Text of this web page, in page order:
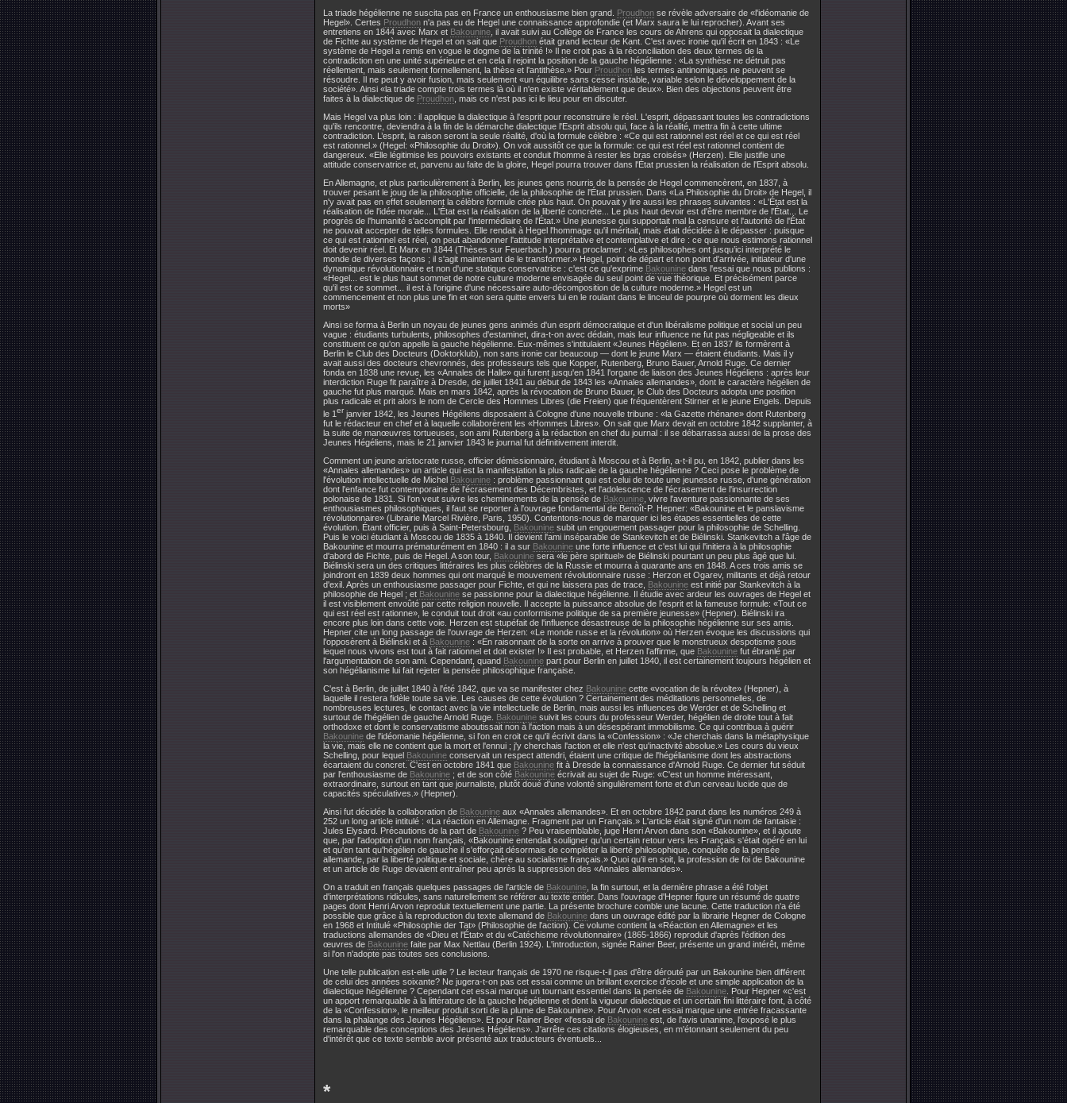
La triade hégélienne ne suscita pas en France un enthousiasme bien grand. Proudhon se révèle adversaire de «l'idéomanie de
Hegel». Certes Proudhon n'a pas eu de Hegel une connaissance approfondie (et Marx saura le lui reprocher). Avant ses
entretiens en 1844 avec Marx et Bakounine , il avait suivi au Collège de France les cours de Ahrens qui opposait la dialectique
de Fichte au système de Hegel et on sait que Proudhon était grand lecteur de Kant. C'est avec ironie qu'il écrit en 1843 : «Le
système de Hegel a remis en vogue le dogme de la trinité !» Il ne croit pas à la réconciliation des deux termes de la
contradiction en une unité supérieure et en cela il rejoint la position de la gauche hégélienne : «La synthèse ne détruit pas
réellement, mais seulement formellement, la thèse et l'antithèse.» Pour Proudhon les termes antinomiques ne peuvent se
résoudre. Il ne peut y avoir fusion, mais seulement «un équilibre sans cesse instable, variable selon le développement de la
société». Ainsi «la triade compte trois termes là où il n'en existe véritablement que deux». Bien des objections peuvent être
faites à la dialectique de Proudhon , mais ce n'est pas ici le lieu pour en discuter.
Mais Hegel va plus loin : il applique la dialectique à l'esprit pour reconstruire le réel. L'esprit, dépassant toutes les contradictions
qu'ils rencontre, deviendra à la fin de la démarche dialectique l'Esprit absolu qui, face à la réalité, mettra fin à cette ultime
contradiction. L’esprit, la raison seront la seule réalité, d'où la formule célèbre : «Ce qui est rationnel est réel et ce qui est réel
est rationnel.» (Hegel: «Philosophie du Droit»). On voit aussitôt ce que la formule: ce qui est réel est rationnel contient de
dangereux. «Elle légitimise les pouvoirs existants et conduit l'homme à rester les bras croisés» (Herzen). Elle justifie une
attitude conservatrice et, parvenu au faite de la gloire, Hegel pourra trouver dans l'État prussien la réalisation de l'Esprit absolu.
En Allemagne, et plus particulièrement à Berlin, les jeunes gens nourris de la pensée de Hegel commencèrent, en 1837, à
trouver pesant le joug de la philosophie officielle, de la philosophie de l'État prussien. Dans «La Philosophie du Droit» de Hegel, il
n'y avait pas en effet seulement la célèbre formule citée plus haut. On pouvait y lire aussi les phrases suivantes : «L'État est la
réalisation de l'idée morale... L'État est la réalisation de la liberté concrète... Le plus haut devoir est d'être membre de l'État... Le
progrès de l'humanité s'accomplit par l'intermédiaire de l'État.» Une jeunesse qui supportait mal la censure et l'autorité de l'État
ne pouvait accepter de telles formules. Elle rendait à Hegel l'hommage qu'il méritait, mais était décidée à le dépasser : puisque
ce qui est rationnel est réel, on peut abandonner l'attitude interprétative et contemplative et dire : ce que nous estimons rationnel
doit devenir réel. Et Marx en 1844 (Thèses sur Feuerbach ) pourra proclamer : «Les philosophes ont jusqu’ici interprété le
monde de diverses façons ; il s'agit maintenant de le transformer.» Hegel, point de départ et non point d'arrivée, initiateur d'une
dynamique révolutionnaire et non d'une statique conservatrice : c'est ce qu'exprime Bakounine dans l'essai que nous publions :
«Hegel... est le plus haut sommet de notre culture moderne envisagée du seul point de vue théorique. Et précisément parce
qu'il est ce sommet... il est à l'origine d'une nécessaire auto-décomposition de la culture moderne.» Hegel est un
commencement et non plus une fin et «on sera quitte envers lui en le roulant dans le linceul de pourpre où dorment les dieux
morts»
Ainsi se forma à Berlin un noyau de jeunes gens animés d'un esprit démocratique et d'un libéralisme politique et social un peu
vague : étudiants turbulents, philosophes d'estaminet, dira-t-on avec dédain, mais leur influence ne fut pas négligeable et ils
constituent ce qu'on appelle la gauche hégélienne. Eux-mêmes s'intitulaient «Jeunes Hégélien». Et en 1837 ils formèrent à
Berlin le Club des Docteurs (Doktorklub), non sans ironie car beaucoup — dont le jeune Marx — étaient étudiants. Mais il y
avait aussi des docteurs chevronnés, des professeurs tels que Kopper, Rutenberg, Bruno Bauer, Arnold Ruge. Ce dernier
fonda en 1838 une revue, les «Annales de Halle» qui furent jusqu'en 1841 l'organe de liaison des Jeunes Hégéliens : après leur
interdiction Ruge fit paraître à Dresde, de juillet 1841 au début de 1843 les «Annales allemandes», dont le caractère hégélien de
gauche fut plus marqué. Mais en mars 1842, après la révocation de Bruno Bauer, le Club des Docteurs adopta une position
plus radicale et prit alors le nom de Cercle des Hommes Libres (die Freien) que fréquentèrent Stirner et le jeune Engels. Depuis
le 1er janvier 1842, les Jeunes Hégéliens disposaient à Cologne d'une nouvelle tribune : «la Gazette rhénane» dont Rutenberg
fut le rédacteur en chef et à laquelle collaborèrent les «Hommes Libres». On sait que Marx devait en octobre 1842 supplanter, à
la suite de manœuvres tortueuses, son ami Rutenberg à la rédaction en chef du journal : il se débarrassa aussi de la prose des
Jeunes Hégéliens, mais le 21 janvier 1843 le journal fut définitivement interdit.
Comment un jeune aristocrate russe, officier démissionnaire, étudiant à Moscou et à Berlin, a-t-il pu, en 1842, publier dans les
«Annales allemandes» un article qui est la manifestation la plus radicale de la gauche hégélienne ? Ceci pose le problème de
l'évolution intellectuelle de Michel Bakounine : problème passionnant qui est celui de toute une jeunesse russe, d'une génération
dont l'enfance fut contemporaine de l'écrasement des Décembristes, et l'adolescence de l'écrasement de l'insurrection
polonaise de 1831. Si l'on veut suivre les cheminements de la pensée de Bakounine , vivre l'aventure passionnante de ses
enthousiasmes philosophiques, il faut se reporter à l'ouvrage fondamental de Benoît-P. Hepner: «Bakounine et le panslavisme
révolutionnaire» (Librairie Marcel Rivière, Paris, 1950). Contentons-nous de marquer ici les étapes essentielles de cette
évolution. Étant officier, puis à Saint-Petersbourg, Bakounine subit un engouement passager pour la philosophie de Schelling.
Puis le voici étudiant à Moscou de 1835 à 1840. Il devient l'ami inséparable de Stankevitch et de Biélinski. Stankevitch a l'âge de
Bakounine et mourra prématurément en 1840 : il a sur Bakounine une forte influence et c'est lui qui l'initiera à la philosophie
d'abord de Fichte, puis de Hegel. A son tour, Bakounine sera «le père spirituel» de Biélinski pourtant un peu plus âgé que lui.
Biélinski sera un des critiques littéraires les plus célèbres de la Russie et mourra à quarante ans en 1848. A ces trois amis se
joindront en 1839 deux hommes qui ont marqué le mouvement révolutionnaire russe : Herzon et Ogarev, militants et déjà retour
d'exil. Après un enthousiasme passager pour Fichte, et qui ne laissera pas de trace, Bakounine est initié par Stankevitch à la
philosophie de Hegel ; et Bakounine se passionne pour la dialectique hégélienne. Il étudie avec ardeur les ouvrages de Hegel et
il est visiblement envoûté par cette religion nouvelle. Il accepte la puissance absolue de l'esprit et la fameuse formule: «Tout ce
qui est réel est rationne», le conduit tout droit «au conformisme politique de sa première jeunesse» (Hepner). Biélinski ira
encore plus loin dans cette voie. Herzen est stupéfait de l'influence désastreuse de la philosophie hégélienne sur ses amis.
Hepner cite un long passage de l'ouvrage de Herzen: «Le monde russe et la révolution» où Herzen évoque les discussions qui
l'opposèrent à Biélinski et à Bakounine : «En raisonnant de la sorte on arrive à prouver que le monstrueux despotisme sous
lequel nous vivons est tout à fait rationnel et doit exister !» Il est probable, et Herzen l'affirme, que Bakounine fut ébranlé par
l'argumentation de son ami. Cependant, quand Bakounine part pour Berlin en juillet 1840, il est certainement toujours hégélien et
son hégélianisme lui fait rejeter la pensée philosophique française.
C'est à Berlin, de juillet 1840 à l'été 1842, que va se manifester chez Bakounine cette «vocation de la révolte» (Hepner), à
laquelle il restera fidèle toute sa vie. Les causes de cette évolution ? Certainement des méditations personnelles, de
nombreuses lectures, le contact avec la vie intellectuelle de Berlin, mais aussi les influences de Werder et de Schelling et
surtout de l'hégélien de gauche Arnold Ruge. Bakounine suivit les cours du professeur Werder, hégélien de droite tout à fait
orthodoxe et dont le conservatisme aboutissait non à l'action mais à un désespérant immobilisme. Ce qui contribua à guérir
Bakounine de l'idéomanie hégélienne, si l'on en croit ce qu'il écrivit dans la «Confession» : «Je cherchais dans la métaphysique
la vie, mais elle ne contient que la mort et l'ennui ; j'y cherchais l'action et elle n'est qu'inactivité absolue.» Les cours du vieux
Schelling, pour lequel Bakounine conservait un respect attendri, étaient une critique de l'hégélianisme dont les abstractions
écartaient du concret. C'est en octobre 1841 que Bakounine fit à Dresde la connaissance d'Arnold Ruge. Ce dernier fut séduit
par l'enthousiasme de Bakounine ; et de son côté Bakounine écrivait au sujet de Ruge: «C'est un homme intéressant,
extraordinaire, surtout en tant que journaliste, plutôt doué d'une volonté singulièrement forte et d'un cerveau lucide que de
capacités spéculatives.» (Hepner).
Ainsi fut décidée la collaboration de Bakounine aux «Annales allemandes». Et en octobre 1842 parut dans les numéros 249 à
252 un long article intitulé : «La réaction en Allemagne. Fragment par un Français.» L'article était signé d'un nom de fantaisie :
Jules Elysard. Précautions de la part de Bakounine ? Peu vraisemblable, juge Henri Arvon dans son «Bakounine», et il ajoute
que, par l'adoption d'un nom français, «Bakounine entendait souligner qu'un certain retour vers les Français s'était opéré en lui
et qu'en tant qu'hégélien de gauche il s'efforçait désormais de compléter la liberté philosophique, conquête de la pensée
allemande, par la liberté politique et sociale, chère au socialisme français.» Quoi qu'il en soit, la profession de foi de Bakounine
et un article de Ruge devaient entraîner peu après la suppression des «Annales allemandes».
On a traduit en français quelques passages de l'article de Bakounine , la fin surtout, et la dernière phrase a été l'objet
d'interprétations ridicules, sans naturellement se référer au texte entier. Dans l'ouvrage d'Hepner figure un résumé de quatre
pages dont Henri Arvon reproduit textuellement une partie. La présente brochure comble une lacune. Cette traduction n'a été
possible que grâce à la reproduction du texte allemand de Bakounine dans un ouvrage édité par la librairie Hegner de Cologne
en 1968 et Intitulé «Philosophie der Tat» (Philosophie de l'action). Ce volume contient la «Réaction en Allemagne» et les
traductions allemandes de «Dieu et l'État» et du «Catéchisme révolutionnaire» (1865-1866) reproduit d'après l'édition des
œuvres de Bakounine faite par Max Nettlau (Berlin 1924). L'introduction, signée Rainer Beer, présente un grand intérêt, même
si l'on n'adopte pas toutes ses conclusions.
Une telle publication est-elle utile ? Le lecteur français de 1970 ne risque-t-il pas d'être dérouté par un Bakounine bien différent
de celui des années soixante? Ne jugera-t-on pas cet essai comme un brillant exercice d'école et une simple application de la
dialectique hégélienne ? Cependant cet essai marque un tournant essentiel dans la pensée de Bakounine . Pour Hepner «c'est
un apport remarquable à la littérature de la gauche hégélienne et dont la vigueur dialectique et un certain fini littéraire font, à côté
de la «Confession», le meilleur produit sorti de la plume de Bakounine». Pour Arvon «cet essai marque une entrée fracassante
dans la phalange des Jeunes Hégéliens». Et pour Rainer Beer «l'essai de Bakounine est, de l'avis unanime, l'exposé le plus
remarquable des conceptions des Jeunes Hégéliens». J'arrête ces citations élogieuses, en m'étonnant seulement du peu
d'intérêt que ce texte semble avoir présenté aux traducteurs éventuels...
*